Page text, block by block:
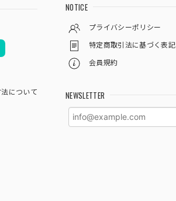
について
NOTICE
プライバシーポリシー
特定商取引法に基づく表記
会員規約
NEWSLETTER